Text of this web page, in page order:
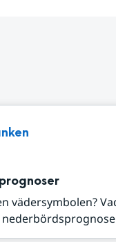
vädersymbolen?